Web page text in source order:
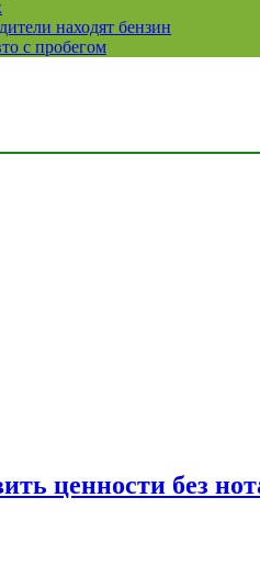
находят бензин
с пробегом
ценности без